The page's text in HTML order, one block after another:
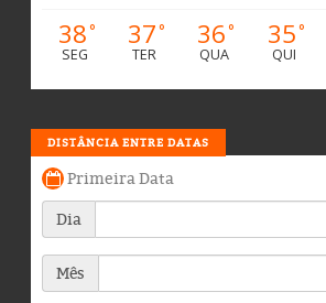
38°
SEG
37°
TER
36°
QUA
35°
QUI
DISTÂNCIA ENTRE DATAS